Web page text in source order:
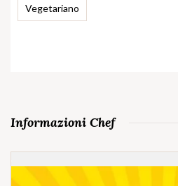
Vegetariano
Informazioni Chef